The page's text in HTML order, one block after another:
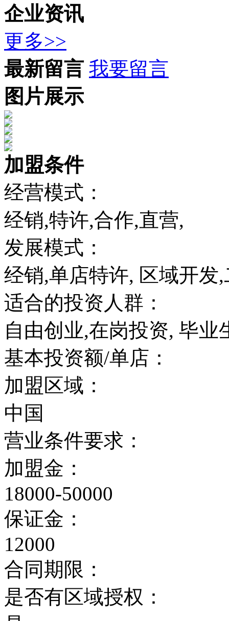
企业资讯
更多>>
最新留言 我要留言
图片展示
加盟条件
经营模式：
经销,特许,合作,直营,
发展模式：
经销,单店特许, 区域开发
适合的投资人群：
自由创业,在岗投资, 毕业
基本投资额/单店：
加盟区域：
中国
营业条件要求：
加盟金：
18000-50000
保证金：
12000
合同期限：
是否有区域授权：